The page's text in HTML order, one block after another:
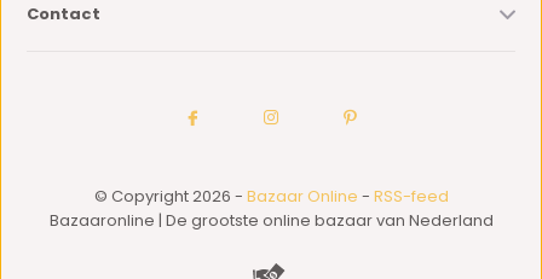
Contact
© Copyright 2026 - Bazaar Online - RSS-feed
Bazaaronline | De grootste online bazaar van Nederland